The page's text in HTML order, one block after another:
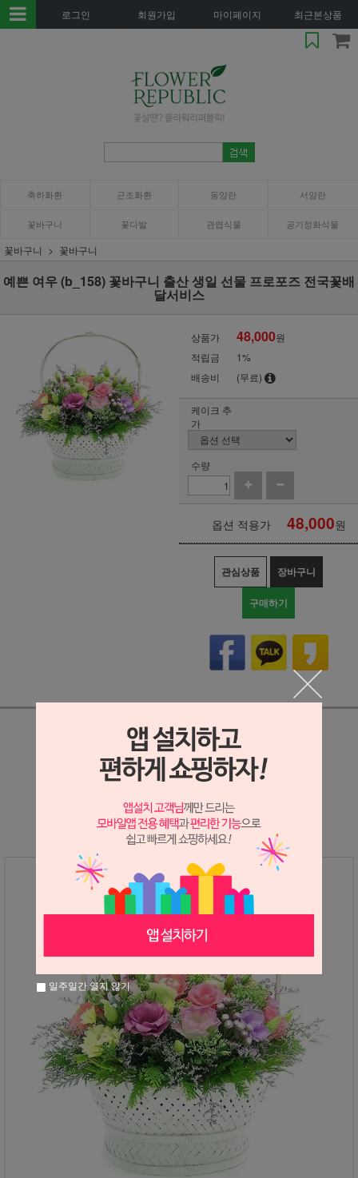
로그인 회원가입 마이페이지 최근본상품
축하화환 근조화환 동양란 서양란
꽃바구니 꽃다발 관엽식물 공기정화식물
꽃바구니 꽃바구니
예쁜 여우 (b_158) 꽃바구니 출산 생일 선물 프로포즈 전국꽃배
달서비스
상품가 48,000원
적립금
1%
배송비
(무료)
케이크 추
가
수량
옵션 적용가 48,000원
관심상품 장바구니
구매하기
상세정보 새창 열기
일주일간 열지 않기